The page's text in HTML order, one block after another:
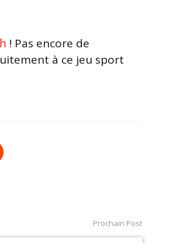
! Pas encore de
à ce jeu sport
Prochain Post